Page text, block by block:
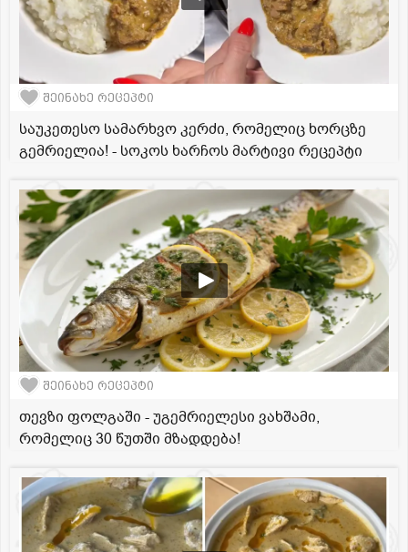
შეინახე რეცეპტი
საუკეთესო სამარხვო კერძი, რომელიც ხორცზე
გემრიელია! - სოკოს ხარჩოს მარტივი რეცეპტი
შეინახე რეცეპტი
თევზი ფოლგაში - უგემრიელესი ვახშამი,
რომელიც 30 წუთში მზადდება!